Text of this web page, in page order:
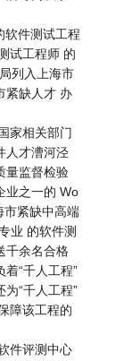
件测试工程
试工程师 的
列入上海市
紧缺人才 办
家相关部门
人才漕河泾
量监督检验
业之一的 Wo
市紧缺中高端
业 的软件测
千余名合格
“千人工程”
“千人工程”
障该工程的
件评测中心